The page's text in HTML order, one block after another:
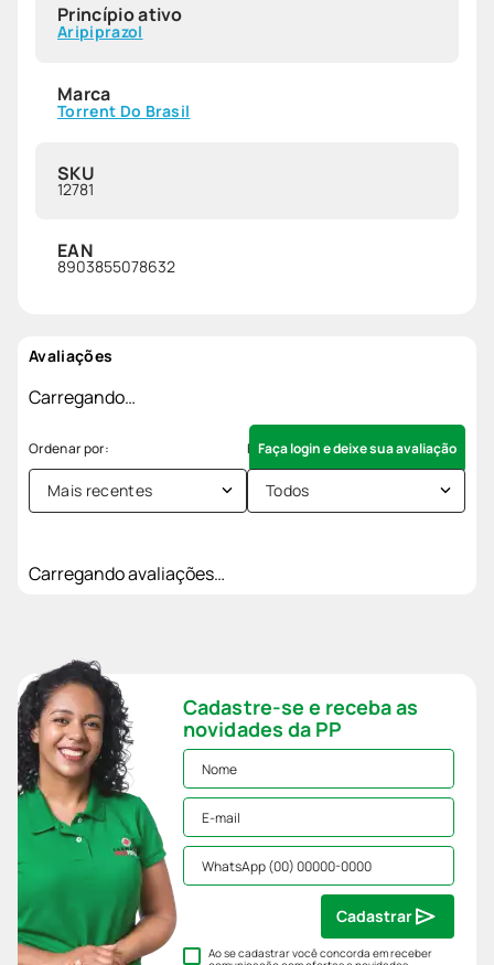
Princípio ativo
Aripiprazol
Marca
Torrent Do Brasil
SKU
12781
EAN
8903855078632
Avaliações
Carregando…
Faça login e deixe sua avaliação
Mais recentes Todos
Carregando avaliações…
Cadastre-se e receba as
novidades da PP
Ao se cadastrar você concorda em receber
Cadastrar